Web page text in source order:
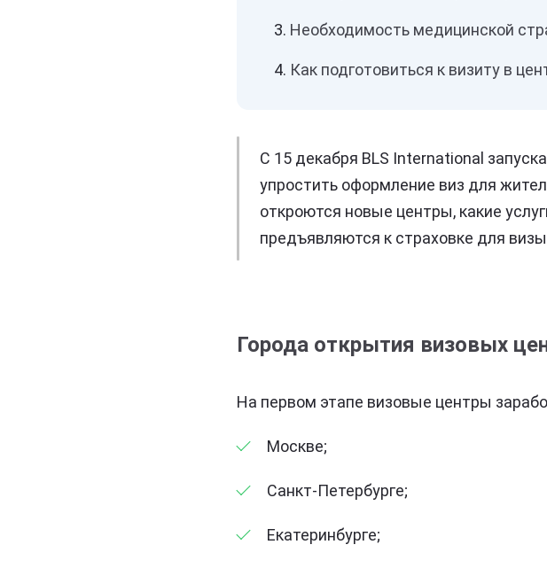
Необходимость медицинской
Как подготовиться к визиту в
С 15 декабря BLS International
упростить оформление виз для
откроются новые центры, какие
предъявляются к страховке для
Города открытия визовых
На первом этапе визовые центры
Москве;
Санкт-Петербурге;
Екатеринбурге;